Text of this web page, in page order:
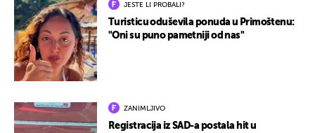
JESTE LI PROBALI?
Turisticu oduševila ponuda u Primoštenu:
"Oni su puno pametniji od nas"
ZANIMLJIVO
Registracija iz SAD-a postala hit u